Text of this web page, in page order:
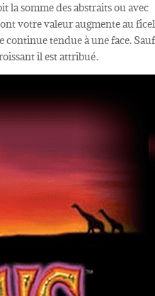
la somme des abstraits ou avec
votre valeur augmente au
continue tendue à une face.
il est attribué.